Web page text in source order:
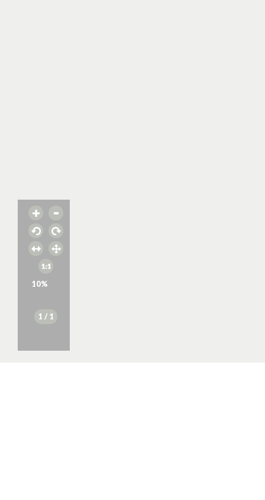
10%
1 / 1